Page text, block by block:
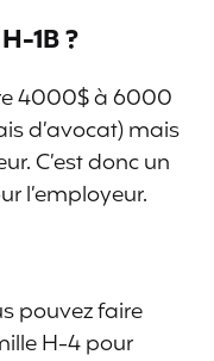
1B ?
4000$ à 6000
d’avocat) mais
C’est donc un
l’employeur.
pouvez faire
H-4 pour